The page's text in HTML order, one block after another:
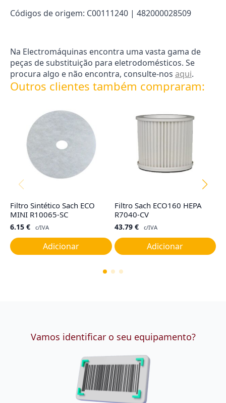
Códigos de origem: C00111240 | 482000028509
Na Electromáquinas encontra uma vasta gama de
peças de substituição para eletrodomésticos. Se
procura algo e não encontra, consulte-nos aqui.
Outros clientes também compraram:
Filtro Sintético Sach ECO
MINI R10065-SC
6.15 € c/IVA
Adicionar
Filtro Sach ECO160 HEPA
R7040-CV
43.79 € c/IVA
Adicionar
Vamos identificar o seu equipamento?